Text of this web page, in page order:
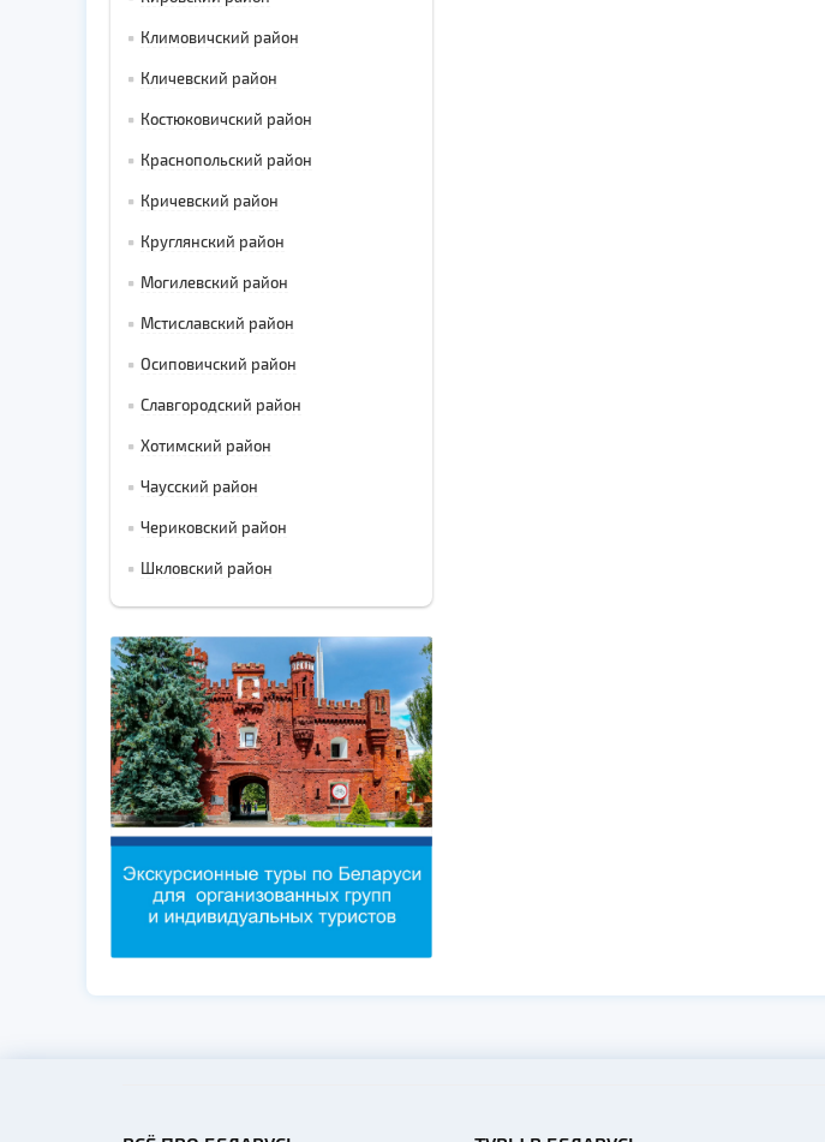
Климовичский район
Кличевский район
Костюковичский район
Краснопольский район
Кричевский район
Круглянский район
Могилевский район
Мстиславский район
Осиповичский район
Славгородский район
Хотимский район
Чаусский район
Чериковский район
Шкловский район